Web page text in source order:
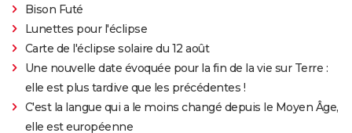
Bison Futé
Lunettes pour l'éclipse
Carte de l'éclipse solaire du 12 août
Une nouvelle date évoquée pour la fin de la vie sur Terre :
elle est plus tardive que les précédentes !
C'est la langue qui a le moins changé depuis le Moyen Âge,
elle est européenne